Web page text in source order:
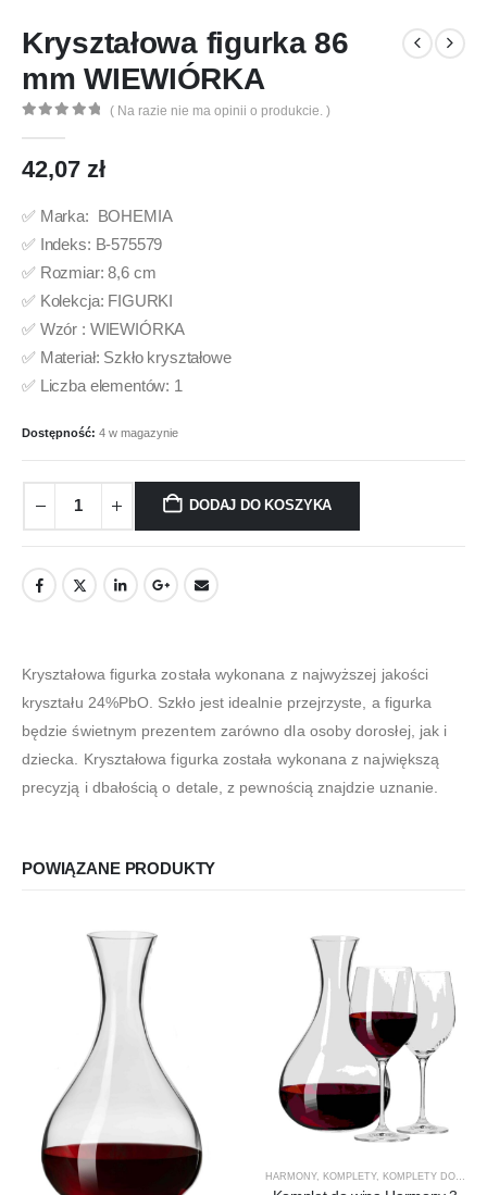
Kryształowa figurka 86
mm WIEWIÓRKA
( Na razie nie ma opinii o produkcie. )
42,07 zł
✅ Marka: BOHEMIA
✅ Indeks: B-575579
✅ Rozmiar: 8,6 cm
✅ Kolekcja: FIGURKI
✅ Wzór : WIEWIÓRKA
✅ Materiał: Szkło kryształowe
✅ Liczba elementów: 1
Dostępność: 4 w magazynie
DODAJ DO KOSZYKA
Kryształowa figurka została wykonana z najwyższej jakości
kryształu 24%PbO. Szkło jest idealnie przejrzyste, a figurka
będzie świetnym prezentem zarówno dla osoby dorosłej, jak i
dziecka. Kryształowa figurka została wykonana z największą
precyzją i dbałością o detale, z pewnością znajdzie uznanie.
POWIĄZANE PRODUKTY
HARMONY, KOMPLETY, KOMPLETY DO WINA